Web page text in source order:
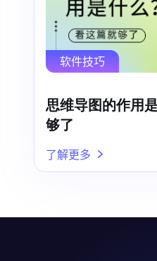
软件技巧
思维导图的作用
够了
了解更多